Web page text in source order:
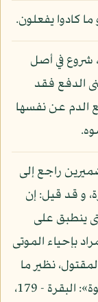
كادوا يفعلون.
شروع في أصل
الدفع فقد
الدم عن نفسها
راجع إلى
و قد قيل: إن
ينطبق على
بإحياء الموتى
نظير ما
ذكره تعالى بقوله: «و لكم في القصاص حيوة»: البقرة - 179،